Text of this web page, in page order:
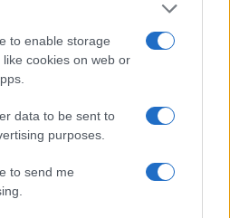
to enable storage
cookies on web or
data to be sent to
purposes.
to send me
di uscire dall’Oms,
della sanità, priva
cento dei suoi fondi,
da Washington. Tra le
dall’Oms ci sono la
il fallimento nel